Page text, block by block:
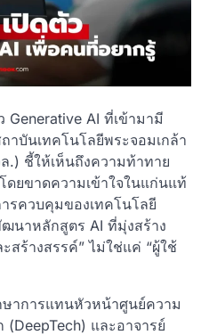
Generative AI ที่เข้ามามี
บันเทคโนโลยีพระจอมเกล้า
.) ชี้ให้เห็นถึงความท้าทาย
ยขาดความเข้าใจในแก่นแท้
รควบคุมของเทคโนโลยี
นาหลักสูตร AI ที่มุ่งสร้าง
สร้างสรรค์” ไม่ใช่แค่ “ผู้ใช้
าการแทนหัวหน้าศูนย์ความ
(DeepTech) และอาจารย์